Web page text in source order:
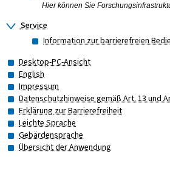
Hier können Sie
Service
Information zur barrierefreien
Desktop-PC-Ansicht
English
Impressum
Datenschutzhinweise gemäß Art. 13 und
Erklärung zur Barrierefreiheit
Leichte Sprache
Gebärdensprache
Übersicht der Anwendung